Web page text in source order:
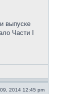
выпуске
Части I
2014 12:45 pm